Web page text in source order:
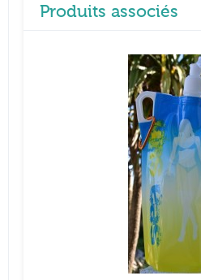
Produits associés